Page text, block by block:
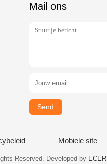
Mail ons
Send
Mobiele site
Reserved. Developed by ECER